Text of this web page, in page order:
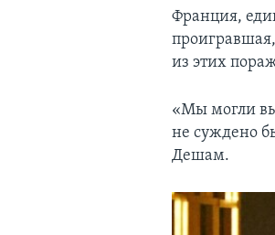
Франция,
из этих
«Мы могли
не суждено
Дешам.